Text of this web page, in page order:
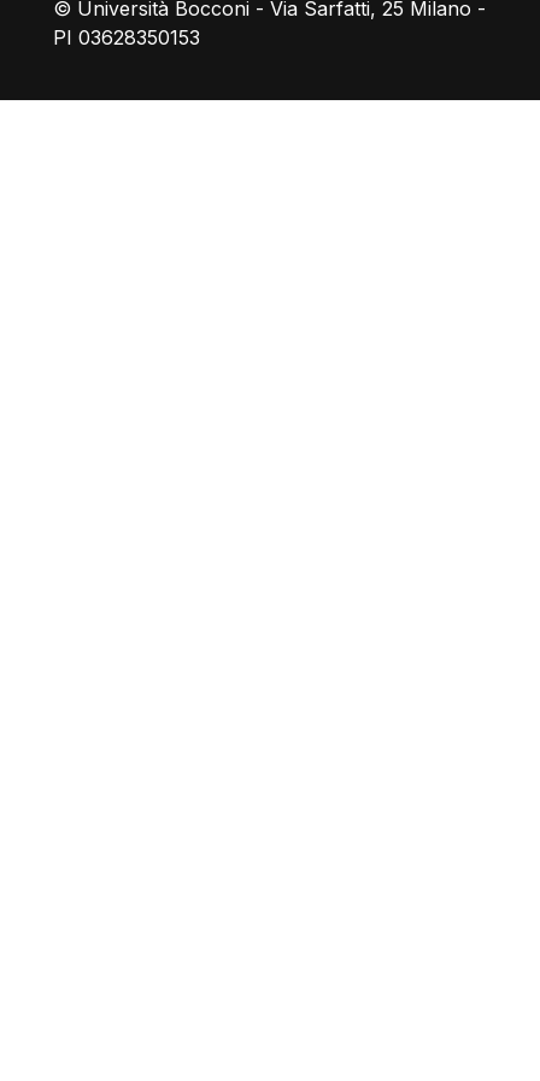
© Università Bocconi - Via Sarfatti, 25 Milano -
PI 03628350153